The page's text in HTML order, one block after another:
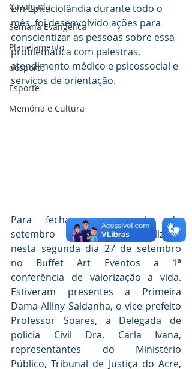
Cavalgada
Semana Evangélica
Planejamento
desporte
Esporte
Memória e Cultura
Em Epitaciolândia durante todo o
mês, foi desenvolvido ações para
conscientizar as pessoas sobre essa
problemática com palestras,
atendimento médico e psicossocial e
serviços de orientação.
Para fechar a campanha do
setembro amarelo, foi realizado
nesta segunda dia 27 de setembro
no Buffet Art Eventos a 1ª
conferência de valorização a vida.
Estiveram presentes a Primeira
Dama Alliny Saldanha, o vice-prefeito
Professor Soares, a Delegada de
policia Civil Dra. Carla Ivana,
representantes do Ministério
Público, Tribunal de Justiça do Acre,